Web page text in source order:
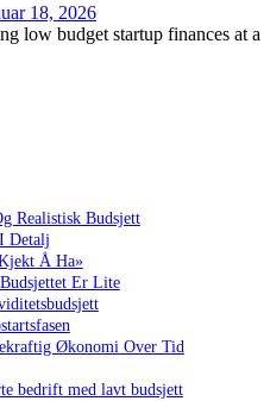
18, 2026
Realistisk Budsjett
Detalj
Å Ha»
Er Lite
Økonomi Over Tid
bedrift med lavt budsjett